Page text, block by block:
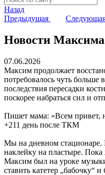
Назад
Предыдущая
Новости Максима
07.06.2026
Максим продолжает
потребовалось чуть больше
последствия пересадки
поскорее набраться сил и
Пишет мама: «Всем привет,
+211 день после ТКМ
Мы на дневном стационаре.
наклейку на пластыре. Пока
Максим был на уроке
ставить катетер „бабочку“